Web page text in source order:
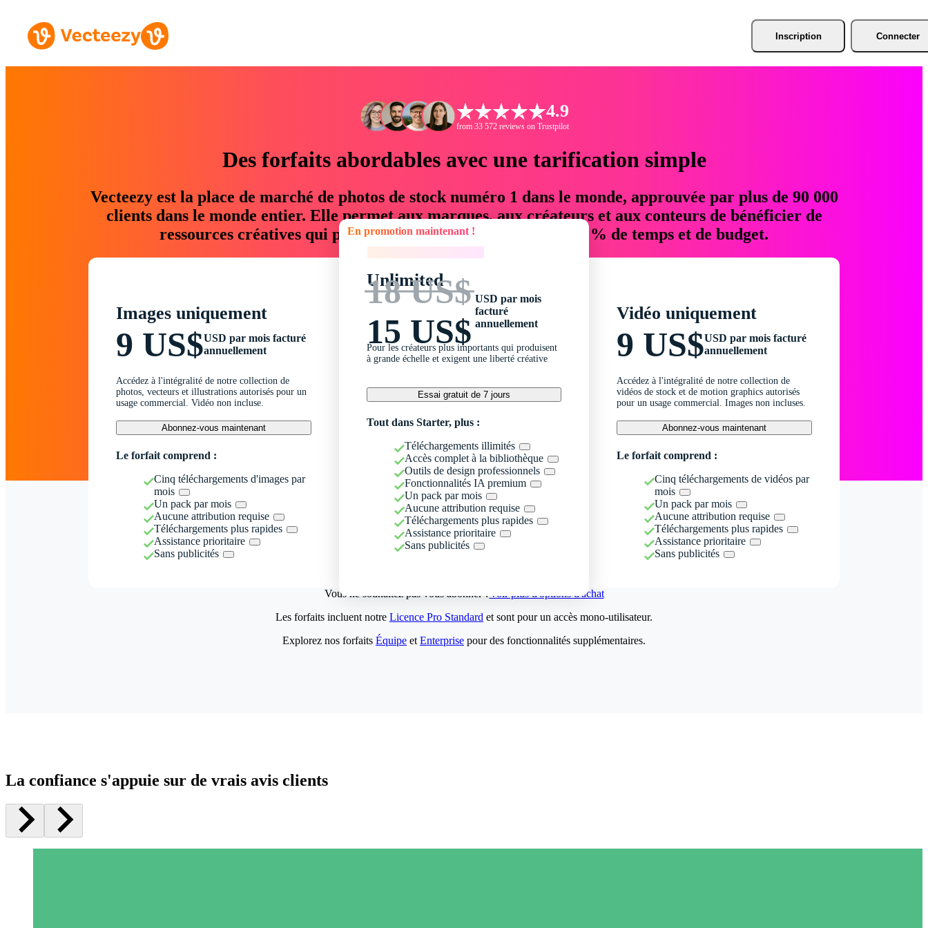
Inscription Connecter
4.9
from 33 572 reviews on Trustpilot
Des forfaits abordables avec une tarification simple
Vecteezy est la place de marché de photos de stock numéro 1 dans le monde, approuvée par plus de 90 000
clients dans le monde entier. Elle permet aux marques, aux créateurs et aux conteurs de bénéficier de
ressources créatives qui permettent d'économiser jusqu'à 76 % de temps et de budget.
Images uniquement
9 US$USD par mois facturé
annuellement
Accédez à l'intégralité de notre collection de
photos, vecteurs et illustrations autorisés pour un
usage commercial. Vidéo non incluse.
Abonnez-vous maintenant
Le forfait comprend :
Cinq téléchargements d'images par
mois
Un pack par mois
Aucune attribution requise
Téléchargements plus rapides
Assistance prioritaire
Sans publicités
En promotion maintenant !
Unlimited
18 US$
15 US$
USD par mois
facturé
annuellement
Pour les créateurs plus importants qui produisent
à grande échelle et exigent une liberté créative
Essai gratuit de 7 jours
Tout dans Starter, plus :
Téléchargements illimités
Accès complet à la bibliothèque
Outils de design professionnels
Fonctionnalités IA premium
Un pack par mois
Aucune attribution requise
Téléchargements plus rapides
Assistance prioritaire
Sans publicités
Vidéo uniquement
9 US$USD par mois facturé
annuellement
Accédez à l'intégralité de notre collection de
vidéos de stock et de motion graphics autorisés
pour un usage commercial. Images non incluses.
Abonnez-vous maintenant
Le forfait comprend :
Cinq téléchargements de vidéos par
mois
Un pack par mois
Aucune attribution requise
Téléchargements plus rapides
Assistance prioritaire
Sans publicités
Vous ne souhaitez pas vous abonner ?Voir plus d'options d'achat
Les forfaits incluent notre Licence Pro Standard et sont pour un accès mono-utilisateur.
Explorez nos forfaits Équipe et Enterprise pour des fonctionnalités supplémentaires.
La confiance s'appuie sur de vrais avis clients